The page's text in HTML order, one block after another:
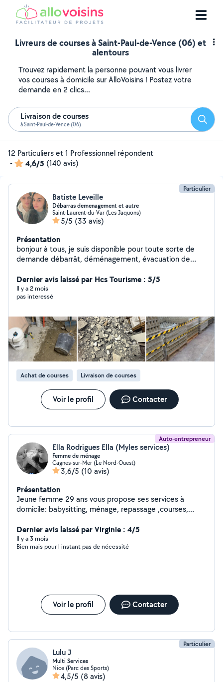
Livreurs de courses à Saint-Paul-de-Vence (06) et
alentours
Trouvez rapidement la personne pouvant vous livrer
vos courses à domicile sur AlloVoisins ! Postez votre
demande en 2 clics...
Livraison de courses
à Saint-Paul-de-Vence (06)
12 Particuliers et 1 Professionnel répondent
-
4,6/5 (140 avis)
Particulier
Batiste Leveille
Débarras demenagement et autre
Saint-Laurent-du-Var (Les Jaquons)
5/5 (33 avis)
Présentation
bonjour à tous, je suis disponible pour toute sorte de
demande débarrât, déménagement, évacuation de
dynamique et rapide. N'hésitez pas à me contacter
pour toute questions ou demande. À bientôt
Dernier avis laissé par Hcs Tourisme : 5/5
Il y a 2 mois
pas interessé
Achat de courses Livraison de courses
Voir le profil Contacter
Auto-entrepreneur
Ella Rodrigues Ella (Myles services)
Femme de ménage
Cagnes-sur-Mer (Le Nord-Ouest)
3,6/5 (10 avis)
Présentation
Jeune femme 29 ans vous propose ses services à
domicile: babysitting, ménage, repassage ,courses,
renseignements.
Dernier avis laissé par Virginie : 4/5
Il y a 3 mois
Bien mais pour l instant pas de nécessité
Voir le profil Contacter
Particulier
Lulu J
Multi Services
Nice (Parc des Sports)
4,5/5 (8 avis)